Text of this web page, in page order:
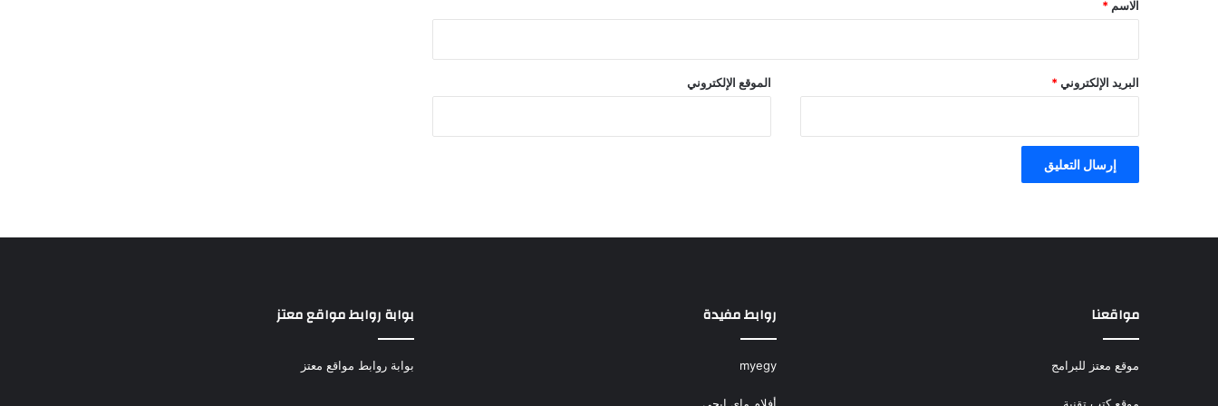
الاسم *
البريد الإلكتروني* الموقع الإلكتروني
مواقعنا
موقع معتز للبرامج
روابط مفيدة
myegy
بوابة روابط مواقع معتز
بوابة روابط مواقع معتز